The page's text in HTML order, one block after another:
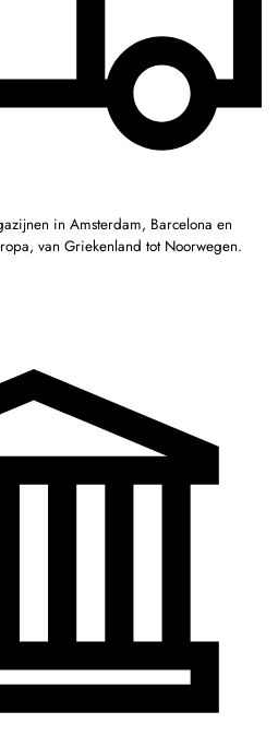
in Amsterdam, Barcelona en
van Griekenland tot Noorwegen.